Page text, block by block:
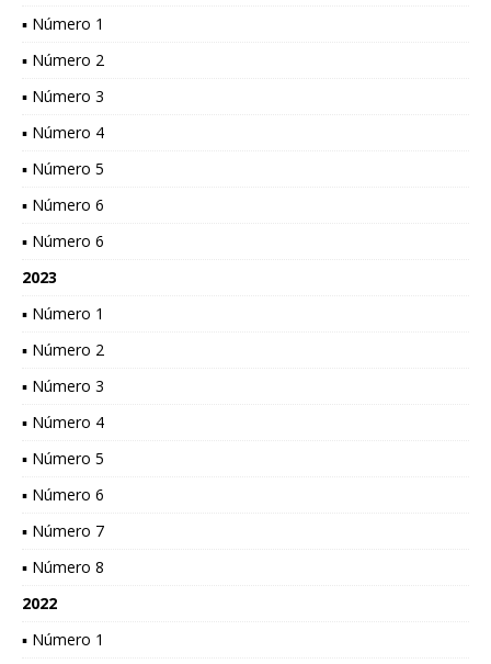
▪ Número 1
▪ Número 2
▪ Número 3
▪ Número 4
▪ Número 5
▪ Número 6
▪ Número 6
2023
▪ Número 1
▪ Número 2
▪ Número 3
▪ Número 4
▪ Número 5
▪ Número 6
▪ Número 7
▪ Número 8
2022
▪ Número 1